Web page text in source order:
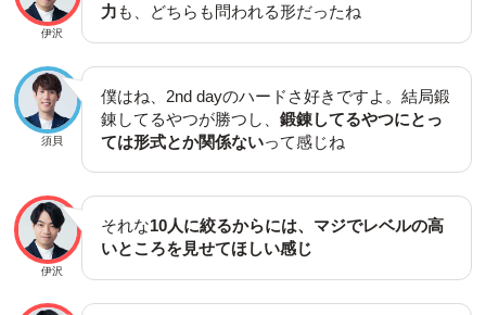
伊沢
力 も、どちらも問われる形だったね
須貝
僕はね、2nd dayのハードさ好きですよ。結局鍛
錬してるやつが勝つし、鍛錬してるやつにとっ
ては形式とか関係ないって感じね
伊沢
それな10人に絞るからには、マジでレベルの高
いところを見せてほしい感じ